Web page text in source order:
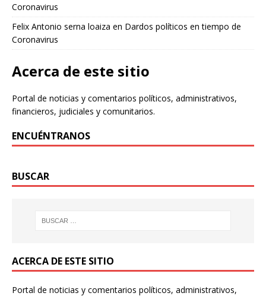
Coronavirus
Felix Antonio serna loaiza en Dardos políticos en tiempo de
Coronavirus
Acerca de este sitio
Portal de noticias y comentarios políticos, administrativos,
financieros, judiciales y comunitarios.
ENCUÉNTRANOS
BUSCAR
ACERCA DE ESTE SITIO
Portal de noticias y comentarios políticos, administrativos,